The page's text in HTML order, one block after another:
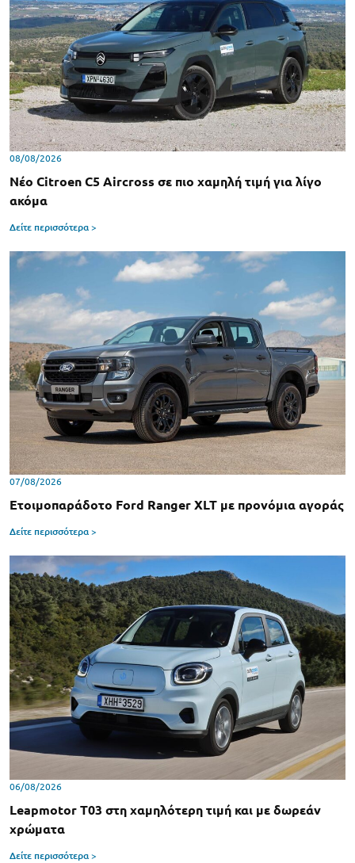
08/08/2026
Νέο Citroen C5 Aircross σε πιο χαμηλή τιμή για λίγο
ακόμα
Δείτε περισσότερα >
07/08/2026
Ετοιμοπαράδοτο Ford Ranger XLT με προνόμια αγοράς
Δείτε περισσότερα >
06/08/2026
Leapmotor T03 στη χαμηλότερη τιμή και με δωρεάν
χρώματα
Δείτε περισσότερα >